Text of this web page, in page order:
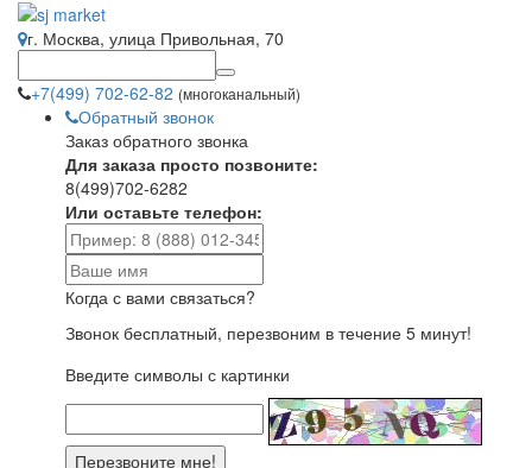
г. Москва, улица Привольная, 70
+7(499) 702-62-82 (многоканальный)
Обратный звонок
Заказ обратного звонка
Для заказа просто позвоните:
8(499)702-6282
Или оставьте телефон:
Когда с вами связаться?
Звонок бесплатный, перезвоним в течение 5 минут!
Введите символы с картинки